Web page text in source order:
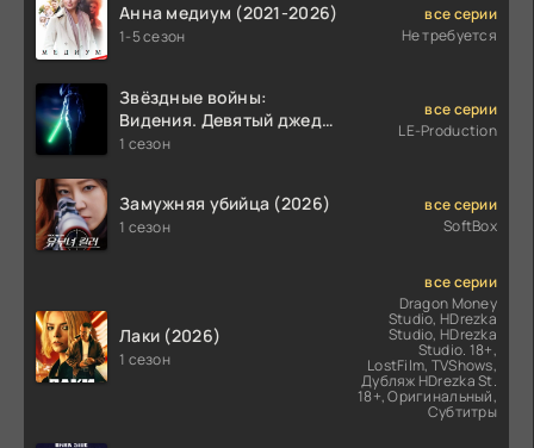
Анна медиум (2021-2026)
1-5 сезон
все серии
Не требуется
Звёздные войны:
Видения. Девятый джедай
(2026)
1 сезон
все серии
LE-Production
Замужняя убийца (2026)
1 сезон
все серии
SoftBox
Лаки (2026)
1 сезон
все серии
Dragon Money
Studio, HDrezka
Studio, HDrezka
Studio. 18+,
LostFilm, TVShows,
Дубляж HDrezka St.
18+, Оригинальный,
Субтитры